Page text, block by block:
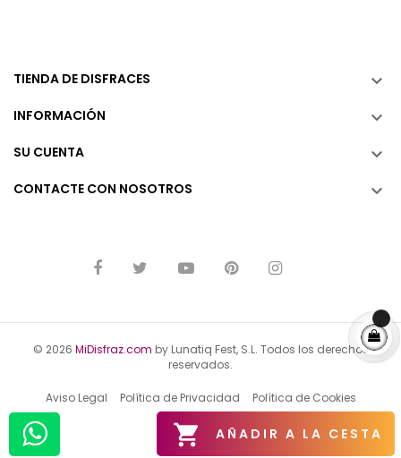
 AÑADIR A LA CESTA
TIENDA DE DISFRACES 
INFORMACIÓN 
SU CUENTA 
CONTACTE CON NOSOTROS 
© 2026 MiDisfraz.com by Lunatiq Fest, S.L. Todos los derechos
reservados.
Aviso Legal Política de Privacidad Política de Cookies